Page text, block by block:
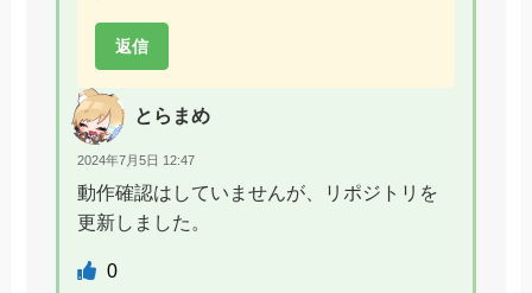
返信
とらまめ
2024年7月5日 12:47
動作確認はしていませんが、リポジトリを
更新しました。
0